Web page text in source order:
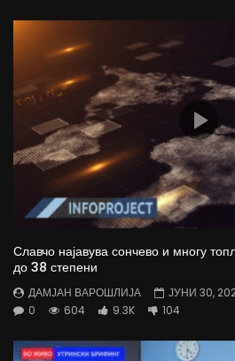
Славчо најавува сончево и многу
до 38 степени
ДАМЈАН ВАРОШЛИЈА
ЈУНИ 30,
0
604 9.3K 104